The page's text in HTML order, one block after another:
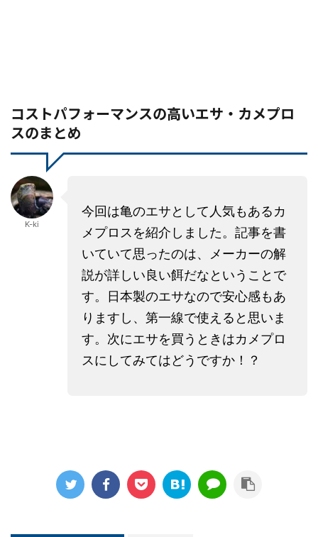
コストパフォーマンスの高いエサ・カメプロ
スのまとめ
K-ki
今回は亀のエサとして人気もあるカ
メプロスを紹介しました。記事を書
いていて思ったのは、メーカーの解
説が詳しい良い餌だなということで
す。日本製のエサなので安心感もあ
りますし、第一線で使えると思いま
す。次にエサを買うときはカメプロ
スにしてみてはどうですか！？